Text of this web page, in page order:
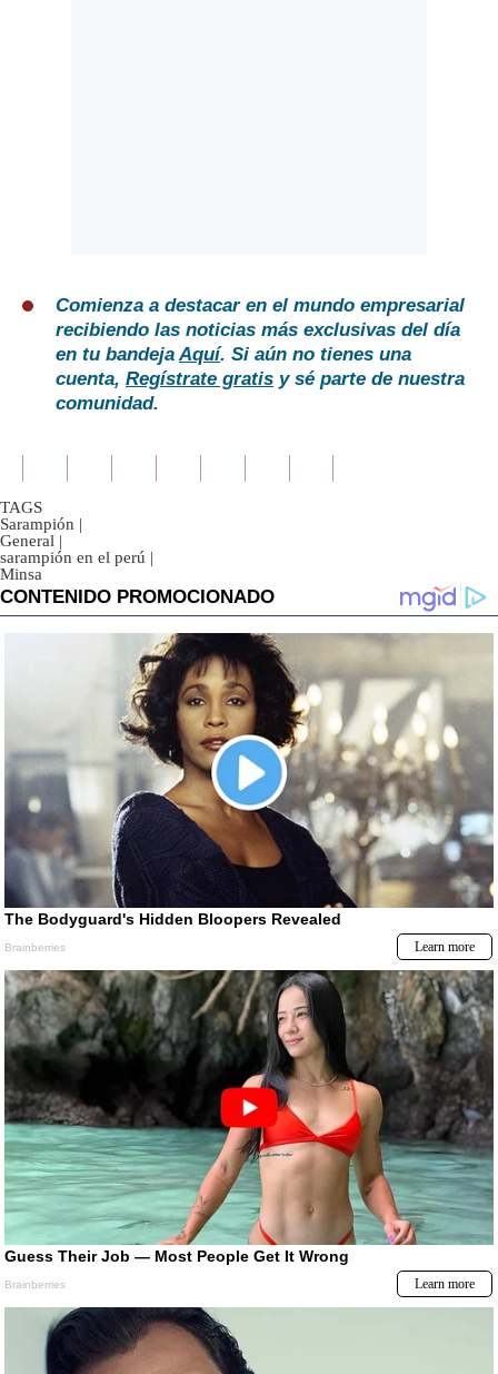
Comienza a destacar en el mundo empresarial
recibiendo las noticias más exclusivas del día
en tu bandejaAquí. Si aún no tienes una
cuenta, Regístrate gratis y sé parte de nuestra
comunidad.
TAGS
Sarampión |
General |
sarampión en el perú |
Minsa